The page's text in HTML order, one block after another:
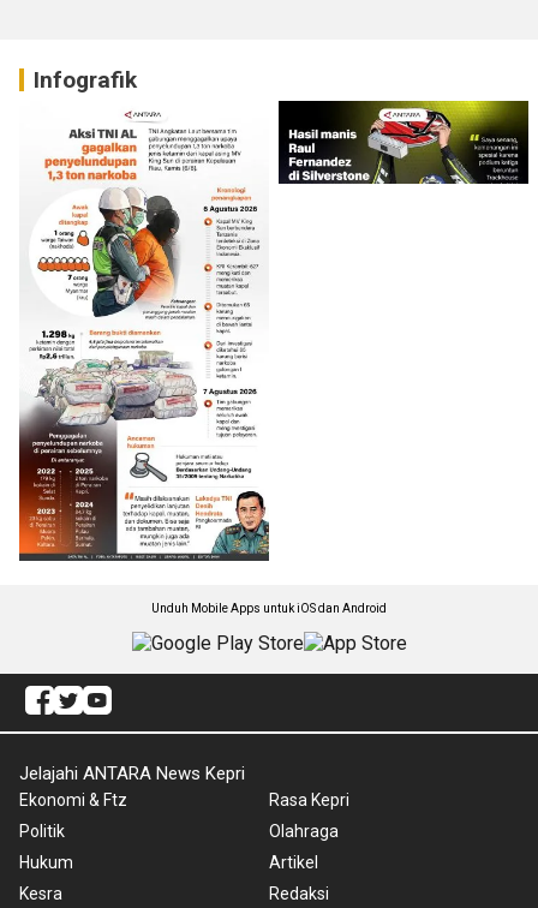
Infografik
Unduh Mobile Apps untuk iOS dan Android
Jelajahi ANTARA News Kepri
Ekonomi & Ftz
Politik
Hukum
Kesra
Rasa Kepri
Olahraga
Artikel
Redaksi